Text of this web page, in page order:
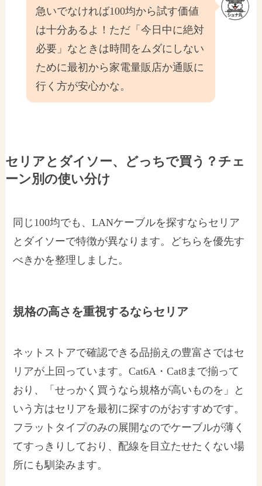
急いでなければ100均から試す価値
は十分あるよ！ただ「今日中に絶対
必要」なときは時間をムダにしない
ために最初から家電量販店か通販に
行く方が安心かな。
セリアとダイソー、どっちで買う？チェ
ーン別の使い分け
同じ100均でも、LANケーブルを探すならセリア
とダイソーで特徴が異なります。どちらを優先す
べきかを整理しました。
規格の高さを重視するならセリア
ネットストアで確認できる品揃えの豊富さではセ
リアが上回っています。Cat6A・Cat8まで揃って
おり、「せっかく買うなら規格が高いものを」と
いう方はセリアを最初に探すのがおすすめです。
フラットタイプのみの展開なのでケーブルが薄く
てすっきりしており、配線を目立たせたくない場
所にも馴染みます。